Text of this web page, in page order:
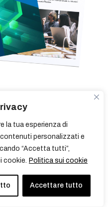
la tua esperienza di
personalizzati e
“Accetta tutti”,
cookie. Politica sui cookie
Accettare tutto
più